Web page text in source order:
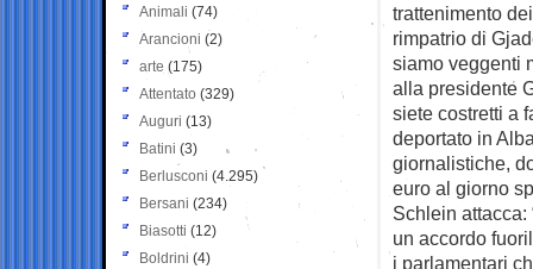
trattenimento
rimpatrio di
siamo veggenti
alla presidente
siete costretti a
deportato in
giornalistiche,
euro al giorno
Schlein attacca:
un accordo
i parlamentari
Animali (74)
Arancioni (2)
arte (175)
Attentato (329)
Auguri (13)
Batini (3)
Berlusconi (4.295)
Bersani (234)
Biasotti (12)
Boldrini (4)